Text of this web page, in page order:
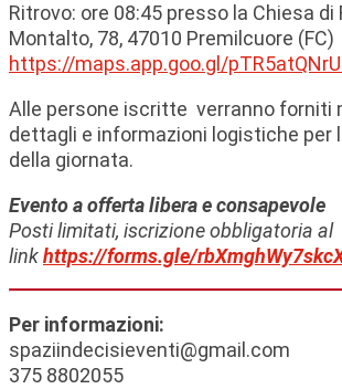
Ritrovo: ore 08:45 presso la Chiesa di
Montalto, 78, 47010 Premilcuore (FC)
https://maps.app.goo.gl/
Alle persone iscritte verranno forniti
dettagli e informazioni logistiche per
della giornata.
Evento a offerta libera e consapevole
Posti limitati, iscrizione obbligatoria al
linkhttps://forms.gle/
Per informazioni:
spaziindecisieventi@gmail.com
375 8802055